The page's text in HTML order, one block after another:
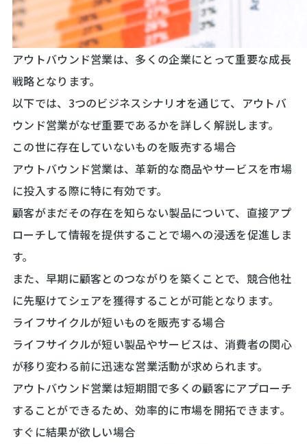
アウトバウンド営業は、多くの企業にとって重要な成長
戦略となります。
以下では、3つのビジネスシナリオを通じて、アウトバ
ウンド営業がなぜ重要であるかを詳しく解説します。
この世に存在していないものを販売する場合
アウトバウンド営業は、革新的な商品やサービスを市場
に投入する際に特に有効です。
顧客がまだその存在を知らない製品について、直接アプ
ローチして情報を提供することで場への浸透を促進しま
す。
また、早期に顧客とのつながりを築くことで、競合他社
に先駆けてシェアを獲得することが可能となります。
ライフサイクルが短いものを販売する場合
ライフサイクルが短い製品やサービスは、消費者の関心
が移り変わる前に迅速な営業活動が求められます。
アウトバウンド営業は短期間で多くの顧客にアプローチ
することができるため、効率的に市場を開拓できます。
すぐに結果が欲しい場合